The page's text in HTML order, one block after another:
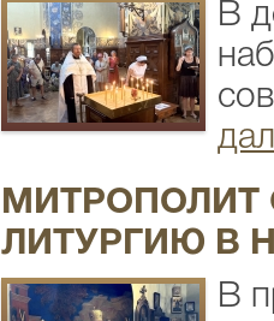
В
МИТРОПОЛИТ
ЛИТУРГИЮ В
В